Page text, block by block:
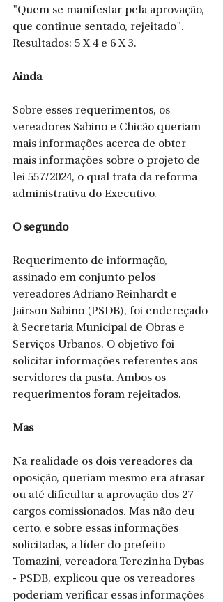
"Quem se manifestar pela aprovação,
que continue sentado, rejeitado".
Resultados: 5 X 4 e 6 X 3.
Ainda
Sobre esses requerimentos, os
vereadores Sabino e Chicão queriam
mais informações acerca de obter
mais informações sobre o projeto de
lei 557/2024, o qual trata da reforma
administrativa do Executivo.
O segundo
Requerimento de informação,
assinado em conjunto pelos
vereadores Adriano Reinhardt e
Jairson Sabino (PSDB), foi endereçado
à Secretaria Municipal de Obras e
Serviços Urbanos. O objetivo foi
solicitar informações referentes aos
servidores da pasta. Ambos os
requerimentos foram rejeitados.
Mas
Na realidade os dois vereadores da
oposição, queriam mesmo era atrasar
ou até dificultar a aprovação dos 27
cargos comissionados. Mas não deu
certo, e sobre essas informações
solicitadas, a líder do prefeito
Tomazini, vereadora Terezinha Dybas
- PSDB, explicou que os vereadores
poderiam verificar essas informações